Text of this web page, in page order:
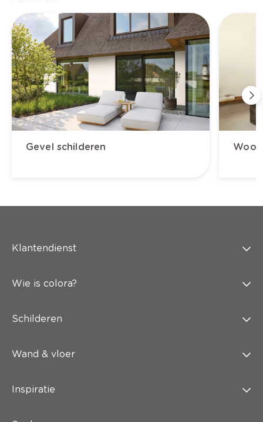
Gevel schilderen
Klantendienst
Wie is colora?
Schilderen
Wand & vloer
Inspiratie